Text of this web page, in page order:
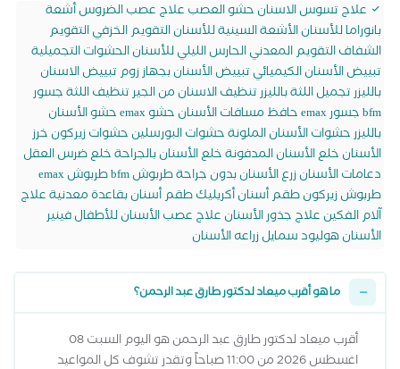
علاج تسوس الاسنان حشو العصب علاج عصب الضروس أشعة
بانوراما للأسنان الأشعة السينية للأسنان التقويم الخزفي التقويم
الشفاف التقويم المعدني الحارس الليلي للأسنان الحشوات التجميلية
تبييض الأسنان الكيميائي تبييض الأسنان بجهاز زوم تبييض الاسنان
بالليزر تجميل اللثة بالليزر تنظيف الاسنان من الجير تنظيف اللثة جسور
bfm جسور emax حافظ مسافات الأسنان حشو emax حشو الأسنان
بالليزر حشوات الأسنان الملونة حشوات البورسلين حشوات زيركون خرز
الأسنان خلع الأسنان المدفونة خلع الأسنان بالجراحة خلع ضرس العقل
دعامات الأسنان زرع الأسنان بدون جراحة طربوش bfm طربوش emax
طربوش زيركون طقم أسنان أكريليك طقم أسنان بقاعدة معدنية علاج
آلام الفكين علاج جذور الأسنان علاج عصب الأسنان للأطفال فينير
الأسنان هوليود سمايل زراعه الأسنان
ما هو أقرب ميعاد لدكتور طارق عبد الرحمن؟
أقرب ميعاد لدكتور طارق عبد الرحمن هو اليوم السبت 08
اغسطس 2026 من 11:00 صباحاً وتقدر تشوف كل المواعيد